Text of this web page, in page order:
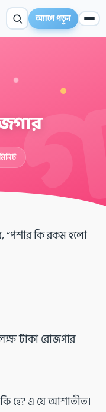
অ্যাপে পড়ুন
“পশার কি রকম হলো
টাকা রোজগার
হে? এ যে আশাতীত।